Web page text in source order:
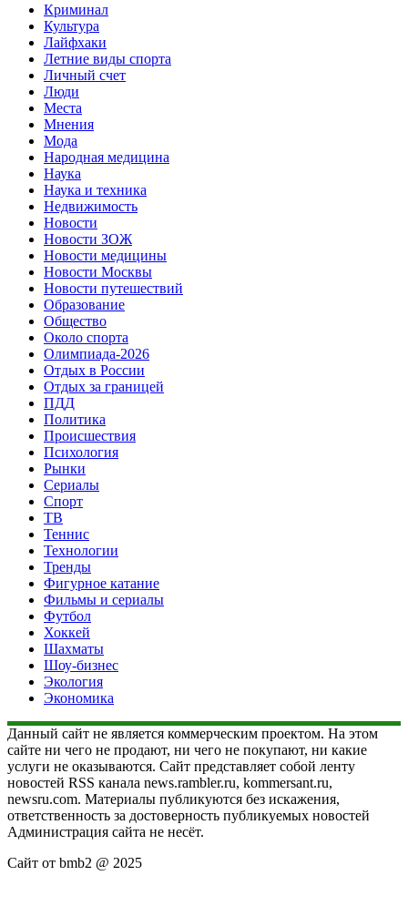
Криминал
Культура
Лайфхаки
Летние виды спорта
Личный счет
Люди
Места
Мнения
Мода
Народная медицина
Наука
Наука и техника
Недвижимость
Новости
Новости ЗОЖ
Новости медицины
Новости Москвы
Новости путешествий
Образование
Общество
Около спорта
Олимпиада-2026
Отдых в России
Отдых за границей
ПДД
Политика
Происшествия
Психология
Рынки
Сериалы
Спорт
ТВ
Теннис
Технологии
Тренды
Фигурное катание
Фильмы и сериалы
Футбол
Хоккей
Шахматы
Шоу-бизнес
Экология
Экономика
Данный сайт не является коммерческим проектом. На этом
сайте ни чего не продают, ни чего не покупают, ни какие
услуги не оказываются. Сайт представляет собой ленту
новостей RSS канала news.rambler.ru, kommersant.ru,
newsru.com. Материалы публикуются без искажения,
ответственность за достоверность публикуемых новостей
Администрация сайта не несёт.
Сайт от bmb2 @ 2025